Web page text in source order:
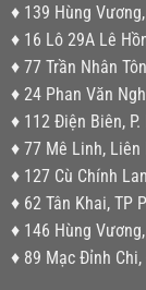
♦ 139 Hùng
♦ 16 Lô 29A Lê
♦ 77 Trần Nhân
♦ 24 Phan Văn
♦ 112 Điện Biên, P.
♦ 77 Mê Linh, Liên
♦ 127 Cù Chính
♦ 62 Tân Khai, TP
♦ 146 Hùng
♦ 89 Mạc Đỉnh